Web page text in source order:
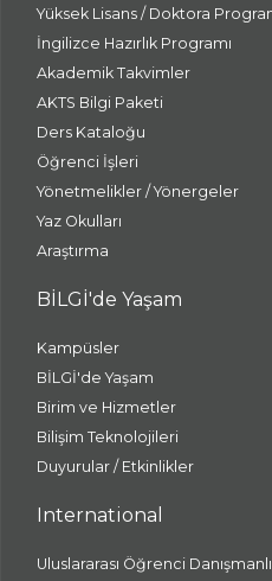
Yüksek Lisans / Doktora
İngilizce Hazırlık Programı
Akademik Takvimler
AKTS Bilgi Paketi
Ders Kataloğu
Öğrenci İşleri
Yönetmelikler / Yönergeler
Yaz Okulları
Araştırma
BİLGİ'de Yaşam
Kampüsler
BİLGİ'de Yaşam
Birim ve Hizmetler
Bilişim Teknolojileri
Duyurular / Etkinlikler
International
Uluslararası Öğrenci